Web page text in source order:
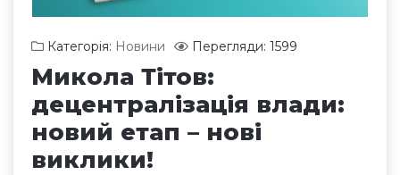
Категорія: Новини Перегляди: 1599
Микола Тітов:
децентралізація влади:
новий етап – нові
виклики!